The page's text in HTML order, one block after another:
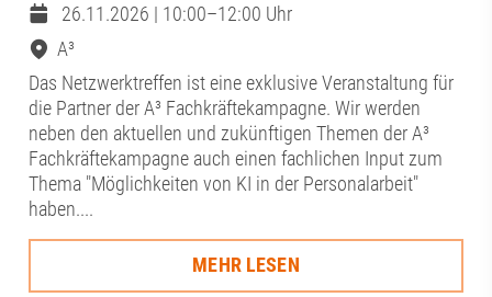
26.11.2026 | 10:00–12:00 Uhr
A³
Das Netzwerktreffen ist eine exklusive Veranstaltung für
die Partner der A³ Fachkräftekampagne. Wir werden
neben den aktuellen und zukünftigen Themen der A³
Fachkräftekampagne auch einen fachlichen Input zum
Thema "Möglichkeiten von KI in der Personalarbeit"
haben....
MEHR LESEN